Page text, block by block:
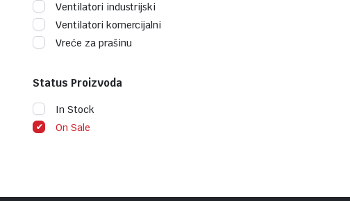
Ventilatori industrijski
Ventilatori komercijalni
Vreće za prašinu
Status Proizvoda
In Stock
On Sale